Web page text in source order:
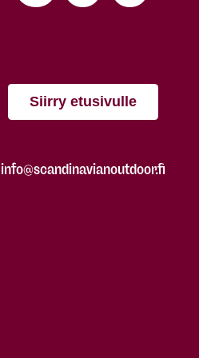
Siirry etusivulle
info@scandinavianoutdoor.fi